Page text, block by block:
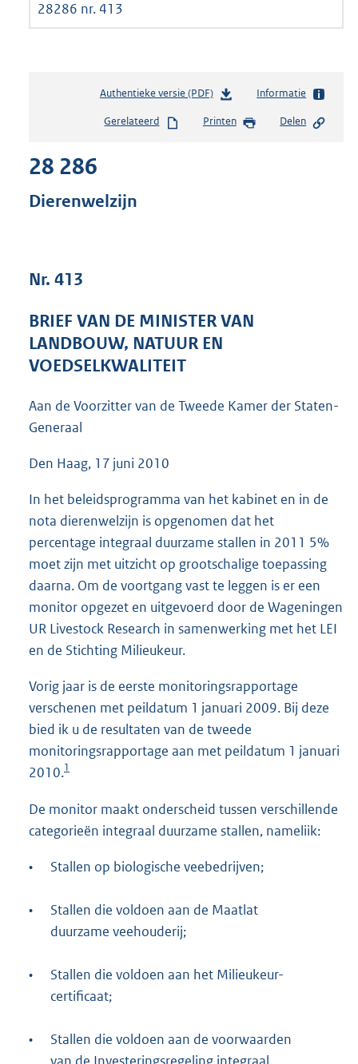
28286 nr. 413
Authentieke versie (PDF)b
s
e
:
b
Informatie
Gerelateerd Printen Delen
28 286
Dierenwelzijn
Nr. 413
BRIEF VAN DE MINISTER VAN
LANDBOUW, NATUUR EN
VOEDSELKWALITEIT
Aan de Voorzitter van de Tweede Kamer der Staten-
Generaal
Den Haag, 17 juni 2010
In het beleidsprogramma van het kabinet en in de
nota dierenwelzijn is opgenomen dat het
percentage integraal duurzame stallen in 2011 5%
moet zijn met uitzicht op grootschalige toepassing
daarna. Om de voortgang vast te leggen is er een
monitor opgezet en uitgevoerd door de Wageningen
UR Livestock Research in samenwerking met het LEI
en de Stichting Milieukeur.
Vorig jaar is de eerste monitoringsrapportage
verschenen met peildatum 1 januari 2009. Bij deze
bied ik u de resultaten van de tweede
monitoringsrapportage aan met peildatum 1 januari
2010.1
De monitor maakt onderscheid tussen verschillende
categorieën integraal duurzame stallen, nameliik:
• Stallen op biologische veebedrijven;
•
Stallen die voldoen aan de Maatlat
duurzame veehouderij;
•
Stallen die voldoen aan het Milieukeur-
certificaat;
•
Stallen die voldoen aan de voorwaarden
van de Investeringsregeling integraal